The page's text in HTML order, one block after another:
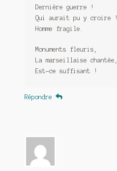
Dernière guerre !
Qui aurait pu y croire !
Homme fragile.
Monuments fleuris,
La marseillaise chantée,
Est-ce suffisant !
Répondre